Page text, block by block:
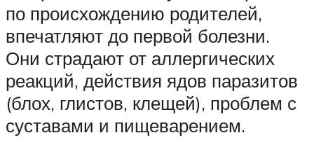
по происхождению родителей,
впечатляют до первой болезни.
Они страдают от аллергических
реакций, действия ядов паразитов
(блох, глистов, клещей), проблем с
суставами и пищеварением.